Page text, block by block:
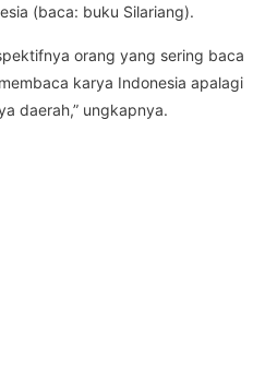
(baca: buku Silariang).
orang yang sering baca
karya Indonesia apalagi
daerah,” ungkapnya.